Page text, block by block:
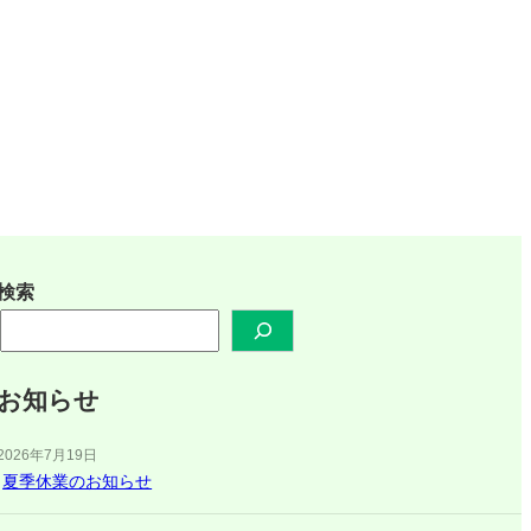
索
知らせ
年7月19日
夏季休業のお知らせ